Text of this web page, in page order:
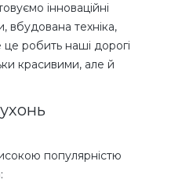
інноваційні
вбудована техніка,
це робить наші дорогі
красивими, але й
популярністю